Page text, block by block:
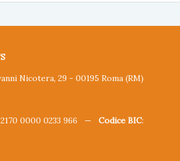
Nicotera, 29 - 00195 Roma (RM)
2170 0000 0233 966 — Codice BIC: